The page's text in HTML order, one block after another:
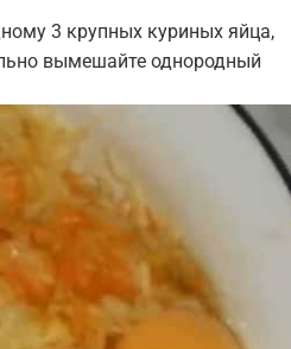
3 крупных куриных яйца,
вымешайте однородный